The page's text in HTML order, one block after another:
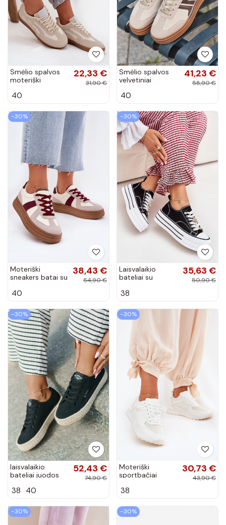
Smėlio spalvos
moteriški
batai Hanelor
22,33 €
31,90 €
40
Smėlio spalvos
velvetiniai
platforma
41,23 €
58,90 €
40
−30%
Moteriški
sneakers batai su
spalvos Dovina
38,43 €
54,90 €
40
−30%
Laisvalaikio
bateliai su
spalvos juodos
35,63 €
50,90 €
38
−30%
laisvalaikio
bateliai juodos
Cooper LCIN-25-
52,43 €
74,90 €
38 40
−30%
Moteriški
sportbačiai
Laaksona
30,73 €
43,90 €
38
−30% −30%